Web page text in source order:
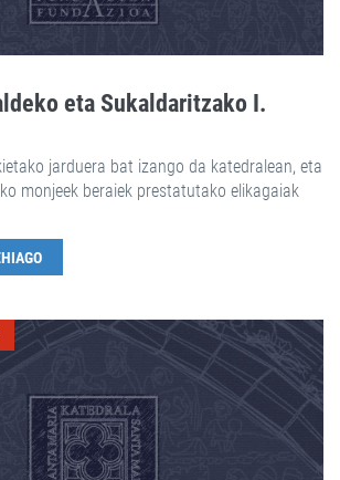
eta Sukaldaritzako I.
jarduera bat izango da katedralean, eta
monjeek beraiek prestatutako elikagaiak